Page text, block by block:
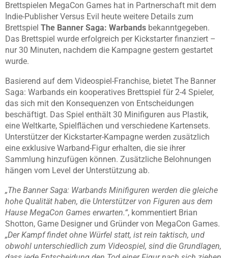
Brettspielen MegaCon Games hat in Partnerschaft mit dem
Indie-Publisher Versus Evil heute weitere Details zum
Brettspiel The Banner Saga: Warbands bekanntgegeben.
Das Brettspiel wurde erfolgreich per Kickstarter finanziert –
nur 30 Minuten, nachdem die Kampagne gestern gestartet
wurde.
Basierend auf dem Videospiel-Franchise, bietet The Banner
Saga: Warbands ein kooperatives Brettspiel für 2-4 Spieler,
das sich mit den Konsequenzen von Entscheidungen
beschäftigt. Das Spiel enthält 30 Minifiguren aus Plastik,
eine Weltkarte, Spielflächen und verschiedene Kartensets.
Unterstützer der Kickstarter-Kampagne werden zusätzlich
eine exklusive Warband-Figur erhalten, die sie ihrer
Sammlung hinzufügen können. Zusätzliche Belohnungen
hängen vom Level der Unterstützung ab.
„The Banner Saga: Warbands Minifiguren werden die gleiche
hohe Qualität haben, die Unterstützer von Figuren aus dem
Hause MegaCon Games erwarten.“, kommentiert Brian
Shotton, Game Designer und Gründer von MegaCon Games.
„Der Kampf findet ohne Würfel statt, ist rein taktisch, und
obwohl unterschiedlich zum Videospiel, sind die Grundlagen,